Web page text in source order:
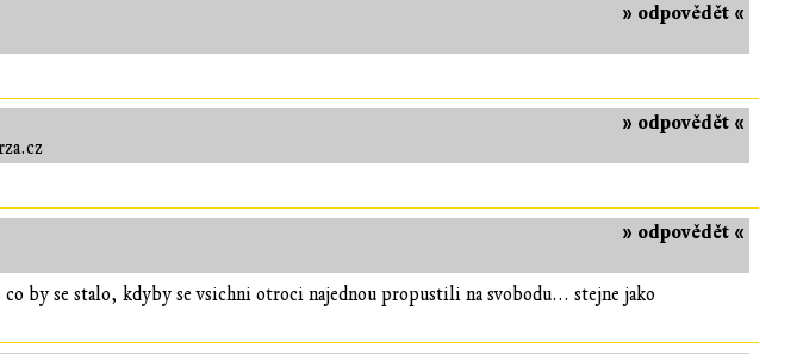
» odpovědět «
» odpovědět «
» odpovědět «
by se stalo, kdyby se vsichni otroci najednou propustili na svobodu... stejne jako